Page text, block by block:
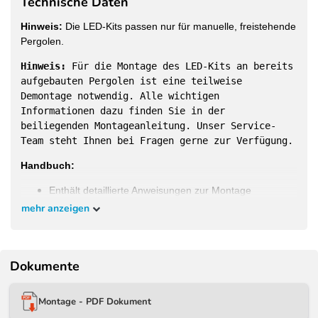
Hinweis: Die LED-Kits passen nur für manuelle, freistehende
Pergolen.
Hinweis:
Für die Montage des LED-Kits an bereits
aufgebauten Pergolen ist eine teilweise
Demontage notwendig. Alle wichtigen
Informationen dazu finden Sie in der
beiliegenden Montageanleitung. Unser Service-
Team steht Ihnen bei Fragen gerne zur Verfügung.
Handbuch:
Enthält detaillierte Anweisungen zur Montage
Passgenaue LED-Kits für die bei uns im Shop
erhältlichen Modelle:
Weide Classic Pergola3 x 3 M anthrazit - 3x3M -
mehr anzeigen
Dokumente
Montage - PDF Dokument